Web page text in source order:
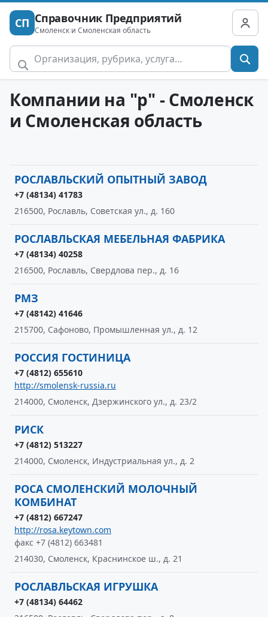
СП Справочник Предприятий
Смоленск и Смоленская область
Компании на "р" - Смоленск
и Смоленская область
РОСЛАВЛЬСКИЙ ОПЫТНЫЙ ЗАВОД
+7 (48134) 41783
216500, Рославль, Советская ул., д. 160
РОСЛАВЛЬСКАЯ МЕБЕЛЬНАЯ ФАБРИКА
+7 (48134) 40258
216500, Рославль, Свердлова пер., д. 16
РМЗ
+7 (48142) 41646
215700, Сафоново, Промышленная ул., д. 12
РОССИЯ ГОСТИНИЦА
+7 (4812) 655610
http://smolensk-russia.ru
214000, Смоленск, Дзержинского ул., д. 23/2
РИСК
+7 (4812) 513227
214000, Смоленск, Индустриальная ул., д. 2
РОСА СМОЛЕНСКИЙ МОЛОЧНЫЙ
КОМБИНАТ
+7 (4812) 667247
http://rosa.keytown.com
факс +7 (4812) 663481
214030, Смоленск, Краснинское ш., д. 21
РОСЛАВЛЬСКАЯ ИГРУШКА
+7 (48134) 64462